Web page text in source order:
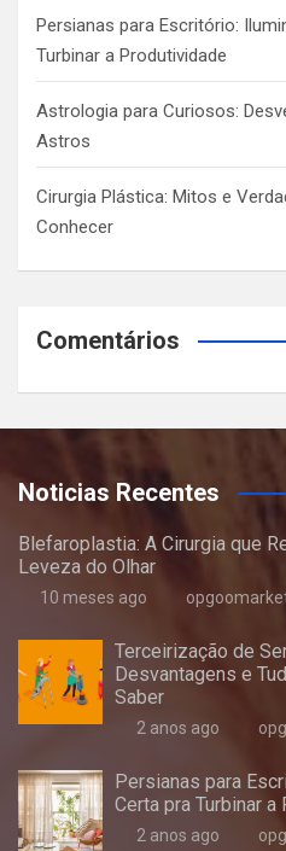
Persianas para Escritório:
Turbinar a Produtividade
Astrologia para Curiosos:
Astros
Cirurgia Plástica: Mitos e
Conhecer
Comentários
Noticias Recentes
Blefaroplastia: A Cirurgia que
Leveza do Olhar
10 meses ago
Terceirização de
Desvantagens e
Saber
2 anos ago
Persianas para
Certa pra Turbinar
2 anos ago